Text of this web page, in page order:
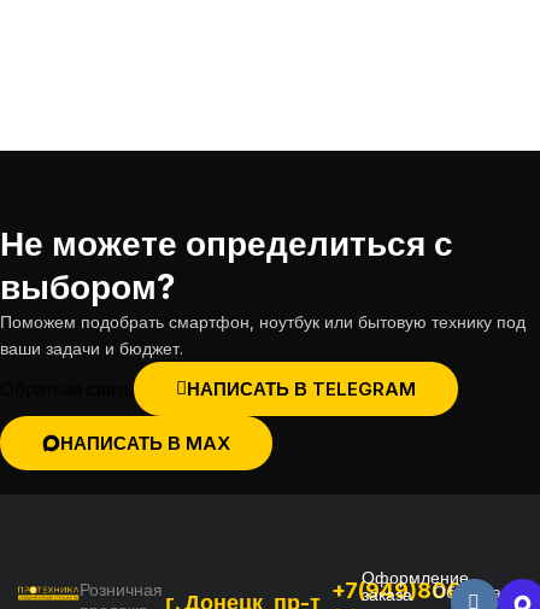
Не можете определиться с
выбором?
Поможем подобрать смартфон, ноутбук или бытовую технику под
ваши задачи и бюджет.
НАПИСАТЬ В TELEGRAM
НАПИСАТЬ В MAX
Розничная
г. Донецк, пр-т +7(949)800-
Оформление
заказа
Обратная